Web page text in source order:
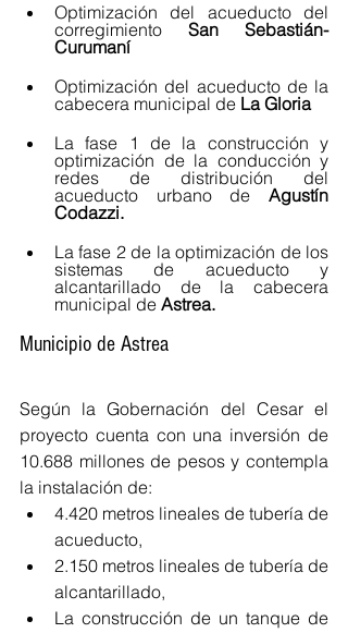
Optimización del acueducto del
corregimiento San Sebastián-
Curumaní
Optimización del acueducto de la
cabecera municipal de La Gloria
La fase 1 de la construcción y
optimización de la conducción y
redes de distribución del
acueducto urbano de Agustín
Codazzi.
La fase 2 de la optimización de los
sistemas de acueducto y
alcantarillado de la cabecera
municipal de Astrea.
Municipio de Astrea
Según la Gobernación del Cesar el
proyecto cuenta con una inversión de
10.688 millones de pesos y contempla
la instalación de:
4.420 metros lineales de tubería de
acueducto,
2.150 metros lineales de tubería de
alcantarillado,
La construcción de un tanque de